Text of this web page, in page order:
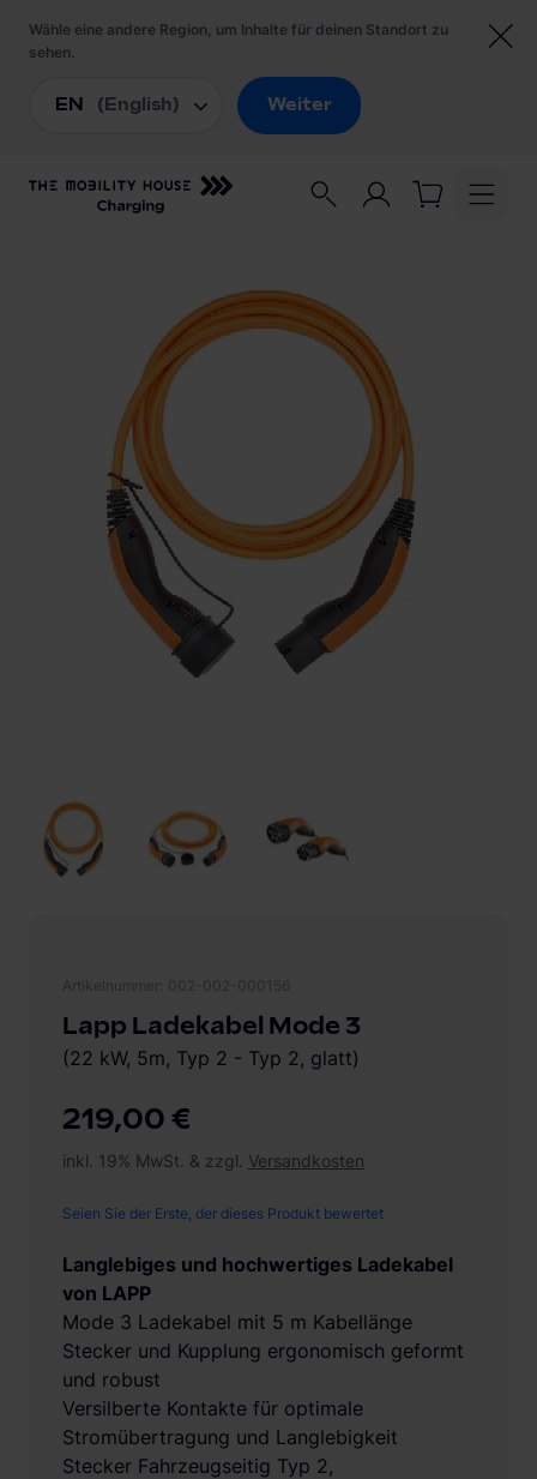
Ladezubehör
219,00 €
inkl. 19% MwSt. & zzgl. Versandkosten
Seien Sie der Erste, der dieses Produkt bewertet
Langlebiges und hochwertiges Ladekabel
von LAPP
Mode 3 Ladekabel mit 5 m Kabellänge
Stecker und Kupplung ergonomisch geformt
und robust
Versilberte Kontakte für optimale
Stromübertragung und Langlebigkeit
Stecker Fahrzeugseitig Typ 2,
Lapp Ladekabel Mode 3
(22 kW, 5m, Typ 2 - Typ 2, glatt)